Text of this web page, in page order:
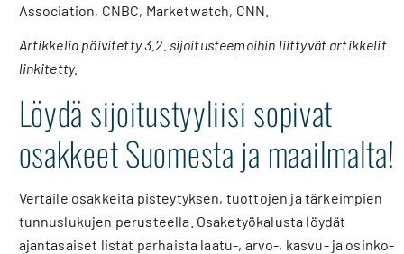
Association, CNBC, Marketwatch, CNN.
Artikkelia päivitetty 3.2. sijoitusteemoihin liittyvät artikkelit
linkitetty.
Löydä sijoitustyyliisi sopivat
osakkeet Suomesta ja maailmalta!
Vertaile osakkeita pisteytyksen, tuottojen ja tärkeimpien
tunnuslukujen perusteella. Osaketyökalusta löydät
ajantasaiset listat parhaista laatu-, arvo-, kasvu- ja osinko-